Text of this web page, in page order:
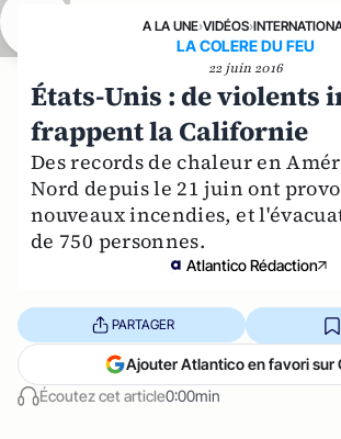
A LA UNE›VIDÉOS›
LA COLERE DU FEU
22 juin 2016
États-Unis : de violents
frappent la Californie
Des records de chaleur en
Nord depuis le 21 juin ont
nouveaux incendies, et
de 750 personnes.
Atlantico Rédaction
Écoutez cet article0:00min
PARTAGER
Ajouter Atlantico en favori sur